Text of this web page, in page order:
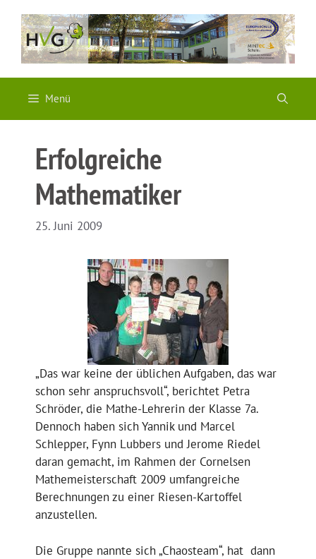
Inhalt
springen
Menü
Erfolgreiche
Mathematiker
25. Juni 2009
„Das war keine der üblichen Aufgaben, das war
schon sehr anspruchsvoll“, berichtet Petra
Schröder, die Mathe-Lehrerin der Klasse 7a.
Dennoch haben sich Yannik und Marcel
Schlepper, Fynn Lubbers und Jerome Riedel
daran gemacht, im Rahmen der Cornelsen
Mathemeisterschaft 2009 umfangreiche
Berechnungen zu einer Riesen-Kartoffel
anzustellen.
Die Gruppe nannte sich „Chaosteam“, hat dann